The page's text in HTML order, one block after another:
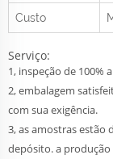
Custo
Serviço:
1, inspeção de 100%
2, embalagem
com sua exigência.
3, as amostras estão
depósito. a produção